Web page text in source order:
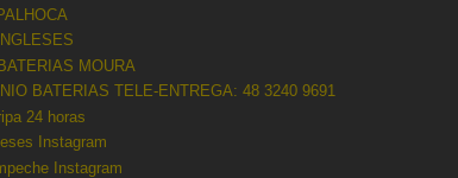
MOURA
BATERIAS TELE-ENTREGA: 48 3240 9691
24 horas
Instagram
Instagram